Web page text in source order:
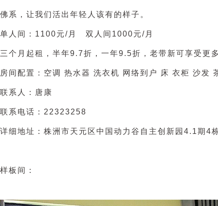
佛系，让我们活出年轻人该有的样子。
单人间：1100元/月 双人间1000元/月
三个月起租，半年9.7折，一年9.5折，老带新可享受更
房间配置：空调 热水器 洗衣机 网络到户 床 衣柜 沙发
联系人：唐康
联系电话：22323258
详细地址：株洲市天元区中 国 动力谷自主创新园4.1期4
样板间：